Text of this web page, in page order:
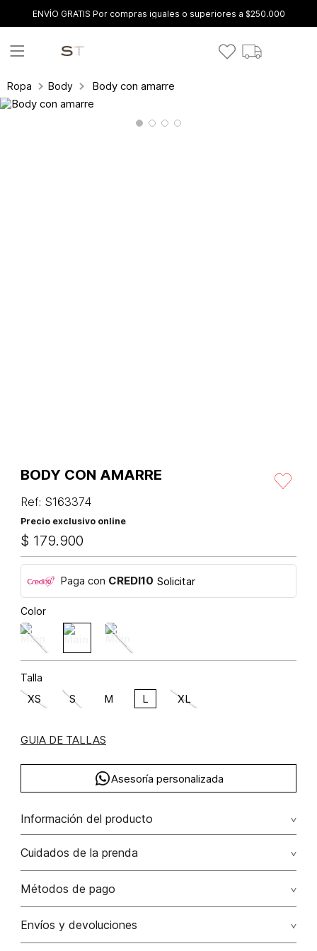
ENVÍO GRATIS Por compras iguales o superiores a $250.000
Ropa Body Body con amarre
BODY CON AMARRE
Ref: S163374
Precio exclusivo online
$ 179.900
Paga con CREDI10 Solicitar
Color
Talla
XS S M L XL
GUIA DE TALLAS
Asesoría personalizada
Información del producto
Body con amarre poliamida 90% elastano 10% 90.00%
poliamida/polyamide10.00% elastano/elastane
Cuidados de la prenda
No dejar en remojo /lavar por separado / no utilizar
No usar lejia
Métodos de pago
Tarjetas de crédito: Visa, Dinners, Master Card y American
Envíos y devoluciones